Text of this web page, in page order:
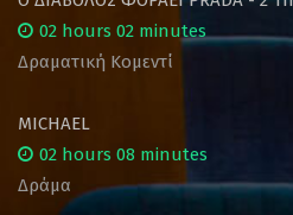
02 hours 02 minutes
Δραματική Κομεντί
MICHAEL
02 hours 08 minutes
Δράμα